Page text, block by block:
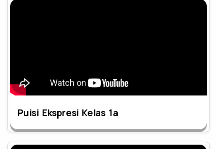
Puisi Ekspresi Kelas 1a